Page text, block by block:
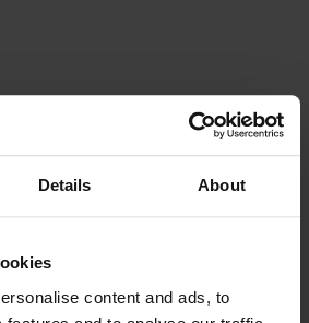
Details About
content and ads, to
Poradnik i Usługi